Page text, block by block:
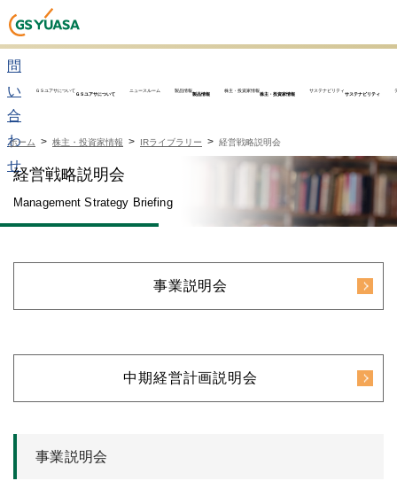
お
問
い
合
わ
せ
ＧＳユアサについて
ＧＳユアサについて
ニュースルーム 製品情報
製品情報
株主・投資家情報
株主・投資家情報
サステナビリティ
サステナビリティ
ホーム 株主・投資家情報 IRライブラリー 経営戦略説明会
Management Strategy Briefing
経営戦略説明会
事業説明会
中期経営計画説明会
事業説明会